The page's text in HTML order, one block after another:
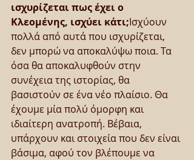
ισχυρίζεται πως έχει ο
Κλεομένης, ισχύει κάτι;Ισχύουν
πολλά από αυτά που ισχυρίζεται,
δεν μπορώ να αποκαλύψω ποια. Τα
όσα θα αποκαλυφθούν στην
συνέχεια της ιστορίας, θα
βασιστούν σε ένα νέο πλαίσιο. Θα
έχουμε μία πολύ όμορφη και
ιδιαίτερη ανατροπή. Βέβαια,
υπάρχουν και στοιχεία που δεν είναι
βάσιμα, αφού τον βλέπουμε να